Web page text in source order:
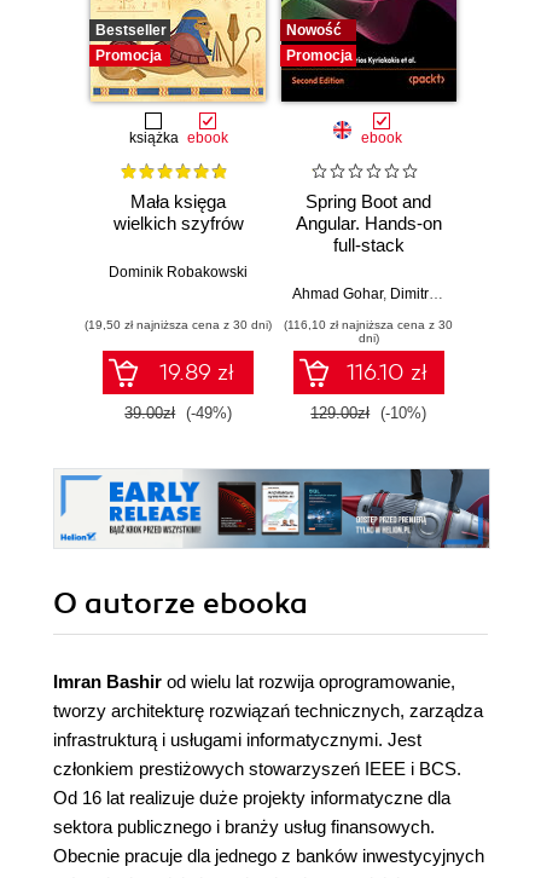
Bestseller
Promocja
książka ebook
Mała księga
wielkich szyfrów
Dominik Robakowski
(19,50 zł najniższa cena z 30 dni)
19.89 zł
39.00zł (-49%)
Nowość
Promocja
ebook
Spring Boot and
Angular. Hands-on
full-stack
Java, Spring,
TypeScript -
Second Edition
Ahmad Gohar, Dimitrios Kyriakakis
(116,10 zł najniższa cena z 30
dni)
116.10 zł
129.00zł (-10%)
O autorze ebooka
Imran Bashir od wielu lat rozwija oprogramowanie,
tworzy architekturę rozwiązań technicznych, zarządza
infrastrukturą i usługami informatycznymi. Jest
członkiem prestiżowych stowarzyszeń IEEE i BCS.
Od 16 lat realizuje duże projekty informatyczne dla
sektora publicznego i branży usług finansowych.
Obecnie pracuje dla jednego z banków inwestycyjnych